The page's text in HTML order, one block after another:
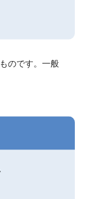
のです。一般